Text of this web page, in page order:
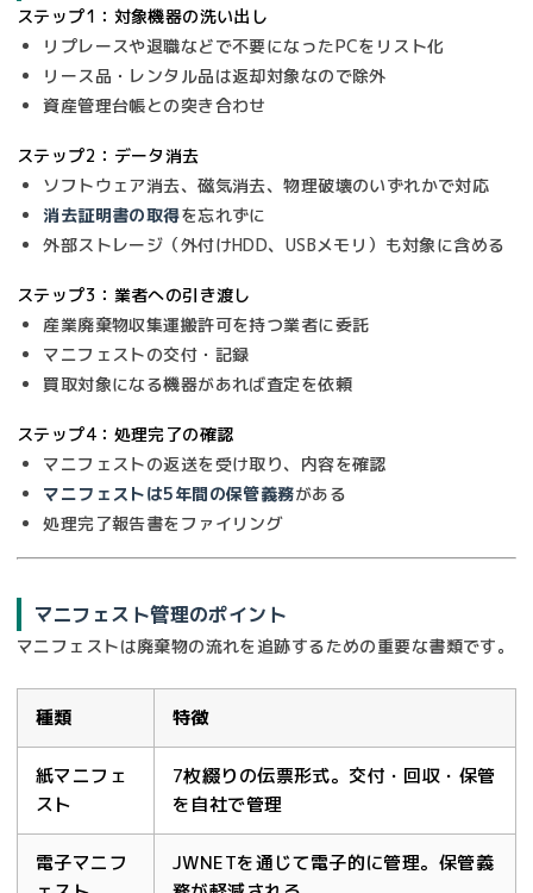
ステップ1：対象機器の洗い出し
リプレースや退職などで不要になったPCをリスト化
リース品・レンタル品は返却対象なので除外
資産管理台帳との突き合わせ
ステップ2：データ消去
ソフトウェア消去、磁気消去、物理破壊のいずれかで対応
消去証明書の取得を忘れずに
外部ストレージ（外付けHDD、USBメモリ）も対象に含める
ステップ3：業者への引き渡し
産業廃棄物収集運搬許可を持つ業者に委託
マニフェストの交付・記録
買取対象になる機器があれば査定を依頼
ステップ4：処理完了の確認
マニフェストの返送を受け取り、内容を確認
マニフェストは5年間の保管義務がある
処理完了報告書をファイリング
マニフェスト管理のポイント
マニフェストは廃棄物の流れを追跡するための重要な書類です。
種類 特徴
紙マニフェ
スト
7枚綴りの伝票形式。交付・回収・保管
を自社で管理
電子マニフ
JWNETを通じて電子的に管理。保管義